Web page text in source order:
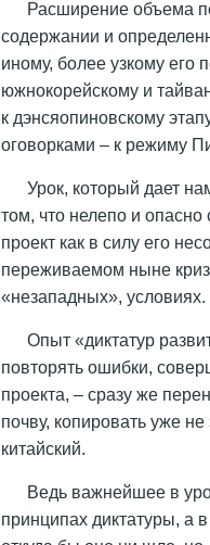
Расширение объема
содержании и
иному, более узкому
южнокорейскому и
к дэнсяопиновскому
оговорками – к режиму
Урок, который дает
том, что нелепо и
проект как в силу его
переживаемом ныне
«незападных», условиях.
Опыт «диктатур
повторять ошибки,
проекта, – сразу же
почву, копировать уже
китайский.
Ведь важнейшее в
принципах диктатуры, а